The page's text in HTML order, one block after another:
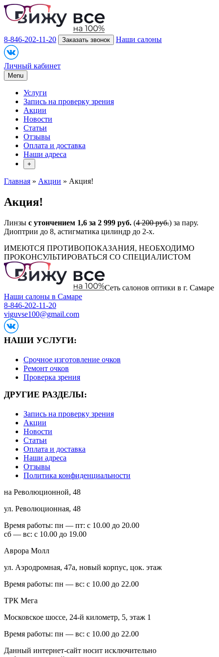
8-846-202-11-20 Заказать звонок Наши салоны
Личный кабинет
Menu
Услуги
Запись на проверку зрения
Акции
Новости
Статьи
Отзывы
Оплата и доставка
Наши адреса
+
Главная » Акции » Акция!
Акция!
Линзы с утончением 1,6 за 2 999 руб. (4 200 руб.) за пару.
Диоптрии до 8, астигматика цилиндр до 2-х.
ИМЕЮТСЯ ПРОТИВОПОКАЗАНИЯ, НЕОБХОДИМО
ПРОКОНСУЛЬТИРОВАТЬСЯ СО СПЕЦИАЛИСТОМ
Сеть салонов оптики в г. Самаре
Наши салоны в Самаре
8-846-202-11-20
viguvse100@gmail.com
НАШИ УСЛУГИ:
Срочное изготовление очков
Ремонт очков
Проверка зрения
ДРУГИЕ РАЗДЕЛЫ:
Запись на проверку зрения
Акции
Новости
Статьи
Оплата и доставка
Наши адреса
Отзывы
Политика конфиденциальности
на Революционной, 48
ул. Революционная, 48
Время работы: пн — пт: с 10.00 до 20.00
сб — вс: с 10.00 до 19.00
Аврора Молл
ул. Аэродромная, 47а, новый корпус, цок. этаж
Время работы: пн — вс: с 10.00 до 22.00
ТРК Мега
Московское шоссе, 24-й километр, 5, этаж 1
Время работы: пн — вс: с 10.00 до 22.00
Данный интернет-сайт носит исключительно